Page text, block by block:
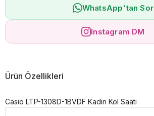
WhatsApp'tan Sor
Instagram DM
Ürün Özellikleri
Casio LTP-1308D-1BVDF Kadın Kol Saati